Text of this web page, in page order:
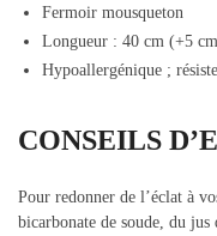
Fermoir mousqueton
Longueur : 40 cm (+5
Hypoallergénique ;
CONSEILS
Pour redonner de l’éclat à
bicarbonate de soude, du